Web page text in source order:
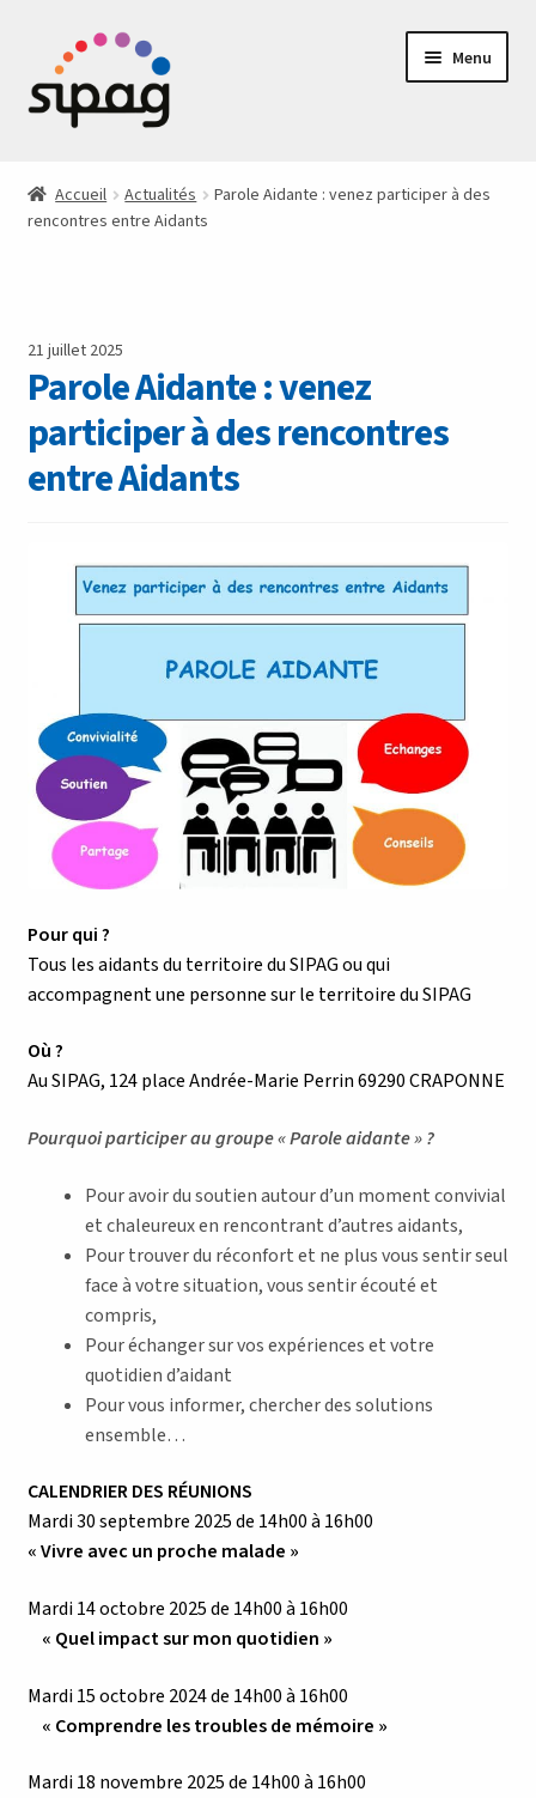
la
navigation
contenu
Menu
Activités
Aidants
Le SIPAG
Contact
Accueil Actualités
Parole Aidante : venez participer à des
rencontres entre Aidants
21 juillet 2025
Parole Aidante : venez
participer à des rencontres
entre Aidants
Pour qui ?
Tous les aidants du territoire du SIPAG ou qui
accompagnent une personne sur le territoire du SIPAG
Où ?
Au SIPAG, 124 place Andrée-Marie Perrin 69290 CRAPONNE
Pourquoi participer au groupe « Parole aidante » ?
Pour avoir du soutien autour d’un moment convivial
et chaleureux en rencontrant d’autres aidants,
Pour trouver du réconfort et ne plus vous sentir seul
face à votre situation, vous sentir écouté et
compris,
Pour échanger sur vos expériences et votre
quotidien d’aidant
Pour vous informer, chercher des solutions
ensemble…
CALENDRIER DES RÉUNIONS
Mardi 30 septembre 2025 de 14h00 à 16h00
« Vivre avec un proche malade »
Mardi 14 octobre 2025 de 14h00 à 16h00
« Quel impact sur mon quotidien »
Mardi 15 octobre 2024 de 14h00 à 16h00
« Comprendre les troubles de mémoire »
Mardi 18 novembre 2025 de 14h00 à 16h00